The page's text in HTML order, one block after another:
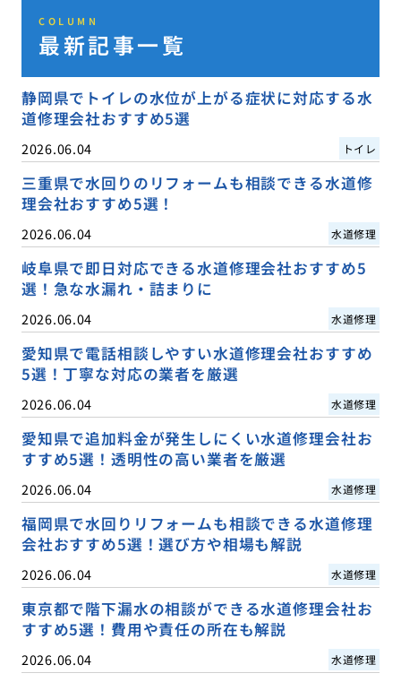
COLUMN
最新記事一覧
静岡県でトイレの水位が上がる症状に対応する水
道修理会社おすすめ5選
2026.06.04 トイレ
三重県で水回りのリフォームも相談できる水道修
理会社おすすめ5選！
2026.06.04 水道修理
岐阜県で即日対応できる水道修理会社おすすめ5
選！急な水漏れ・詰まりに
2026.06.04 水道修理
愛知県で電話相談しやすい水道修理会社おすすめ
5選！丁寧な対応の業者を厳選
2026.06.04 水道修理
愛知県で追加料金が発生しにくい水道修理会社お
すすめ5選！透明性の高い業者を厳選
2026.06.04 水道修理
福岡県で水回りリフォームも相談できる水道修理
会社おすすめ5選！選び方や相場も解説
2026.06.04 水道修理
東京都で階下漏水の相談ができる水道修理会社お
すすめ5選！費用や責任の所在も解説
2026.06.04 水道修理